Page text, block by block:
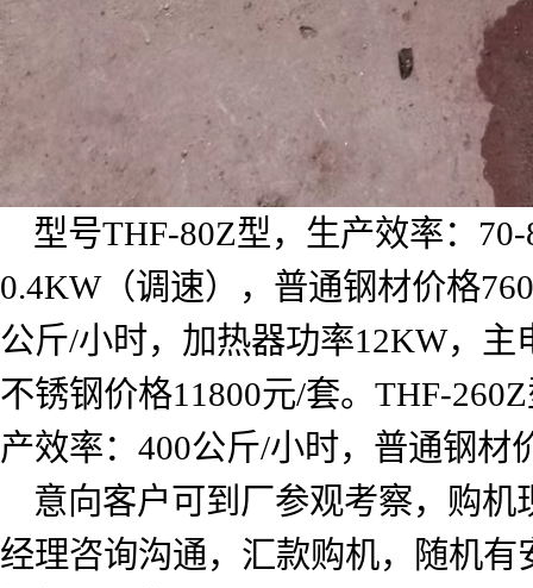
型号THF-80Z型，生产效率：
0.4KW（调速），普通钢材价格
公斤/小时，加热器功率12KW，主
不锈钢价格11800元/套。 THF-260Z
产效率： 400公斤/小时，普通钢材
意向客户可到厂参观考察，购
经理咨询沟通，汇款购机，随机